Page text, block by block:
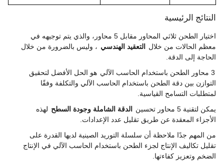
النتائج الرئيسية
اختيار الطحن ثلاثي المحاور مقابل 5 محاور، والذي يتم توجيهه في
معظم الحالات من خلال
التعقيد الهندسي ، وليس بالضرورة من خلال
الحاجة إلى الدقة.
3 محاور الطحن باستخدام الحاسب الآلي
هو الحل الأفضل لتحقيق
التوازن بين دقة الطحن باستخدام الحاسب الآلي والتكلفة وفقًا
لمتطلبات التسامح القياسية.
يمكن لتقنية 5 محاور تحسين
الدقة الشاملة وجودة السطح لهذه
الأجزاء المعقدة عن طريق تقليل عدد الإعدادات.
من المهم جدًا ملاحظة أن سلسلة التوريد الصينية لديها القدرة على
تقليل تكاليف الإنتاج لجزء الطحن باستخدام الحاسب الآلي في الإنتاج
الضخم وتعزيز كفاءتها.